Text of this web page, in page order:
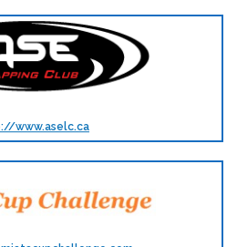
www.aselc.ca